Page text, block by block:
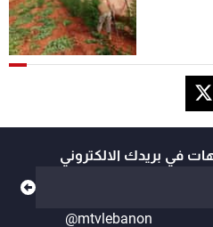
في بريدك الالكتروني
@mtvlebanon